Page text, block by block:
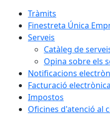
Tràmits
Finestreta Única
Serveis
Catàleg de
Opina sobre els
Notificacions
Facturació electrònica
Impostos
Oficines d'atenció al